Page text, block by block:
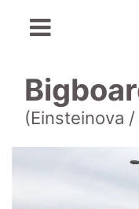
(Einsteinova